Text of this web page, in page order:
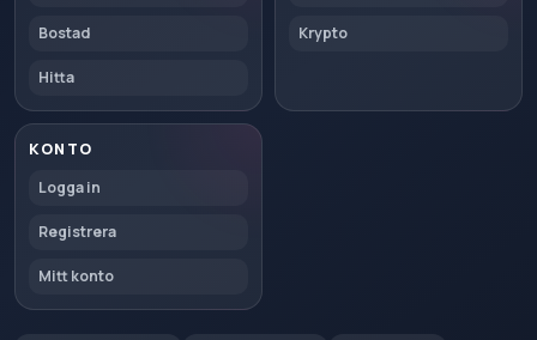
Bostad
Hitta
Krypto
KONTO
Logga in
Registrera
Mitt konto